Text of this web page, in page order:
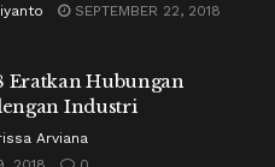
SEPTEMBER 22, 2018
Eratkan Hubungan
Industri
Arviana